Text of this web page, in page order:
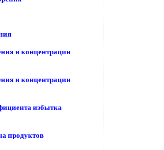
и концентрации
и концентрации
избытка
продуктов